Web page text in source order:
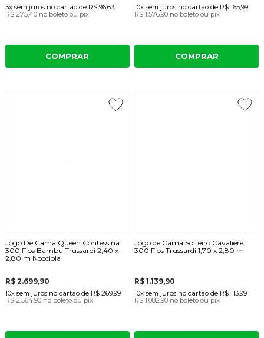
3x sem juros no cartãode R$ 96,63
R$ 275,40 no boleto ou pix
COMPRAR
10x sem juros no cartão de R$ 165,99
R$ 1.576,90 no boleto ou pix
COMPRAR
Jogo De Cama Queen Contessina
300 Fios Bambu Trussardi 2,40 x
2,80 m Nocciola
R$ 2.699,90
10x sem juros no cartãode R$ 269,99
R$ 2.564,90 no boleto ou pix
Jogo de Cama Solteiro Cavaliere
300 Fios Trussardi 1,70 x 2,80 m
R$ 1.139,90
10x sem juros no cartão de R$ 113,99
R$ 1.082,90 no boleto ou pix